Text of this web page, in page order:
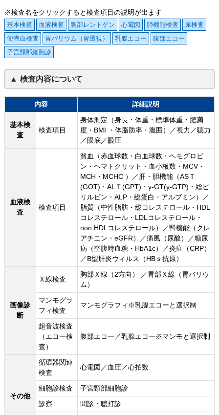
※検査名をクリックすると検査項目の説明が出ます
基本検査 血液検査 胸部レントゲン 心電図 肺機能検査
尿検査
便潜血検査
胃バリウム（胃透視） 乳腺エコー
腹部エコー
子宮頸部細胞診
検査内容について
内容 詳細説明
基本検
査
検査項目
身体測定（身長・体重・標準体重・肥満
度・BMI ・体脂肪率・腹囲）／視力／聴力
／眼底／眼圧
血液検
査
検査項目
貧血（赤血球数・白血球数・ヘモグロビ
ン・ヘマトクリット・血小板数・MCV・
MCH・MCHC ）／肝・胆機能（ASＴ
(GOT)・ALＴ(GPT)・γ-GT(γ-GTP)・総ビ
リルビン・ALP・総蛋白・アルブミン）／
脂質（中性脂肪・総コレステロール・HDL
コレステロール・LDLコレステロール・
non HDLコレステロール）／腎機能（クレ
アチニン・eGFR）／痛風（尿酸）／糖尿
病（空腹時血糖・HbA1c）／炎症（CRP）
／B型肝炎ウィルス（HBｓ抗原）
画像診
断
Ｘ線検査
胸部Ｘ線（2方向） ／胃部Ｘ線（胃バリウ
ム）
マンモグラ
フィ検査
マンモグラフィ※乳腺エコーと選択制
超音波検査
（エコー検
査）
腹部エコー／乳腺エコー※マンモと選択制
その他
循環器関連
検査
心電図／血圧／心拍数
細胞診検査
子宮頸部細胞診
診察
問診・聴打診